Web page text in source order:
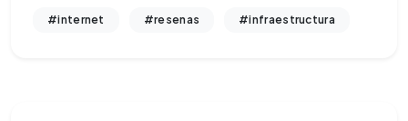
#internet #resenas #infraestructura